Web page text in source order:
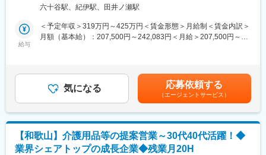
■当社の強み：
ナンス技術力です。当社では、外部に委託することなく全ての整
備・メンテナンスを社内で行っています。参入障壁が高いビジネ
入社後は研修期間として3カ月間、商品知識や業務の流れを学んで
いただき、先輩社員に同行し業務の進め方を習得した後、一人立
ちとなります。
※多くの方が業界未経験で入社し活躍しています。
■働き方：
・基本土日祝休みかつ、休日の呼び出しはないため、オンオフの
★人の役に立っている実感を得たい方
■職務内容
中できるように、効率的に動けるようにサポートすることがミッ
ションです。
お客様への貢献はもちろん、社内での迅速な対応を支えていると
＊電話対応（取引先のケアマネジャーや個人のお客様からの問い
合わせ対応→営業への連携）
＊外勤職の訪問スケジュール調整
六十谷駅、紀伊駅、田井ノ瀬駅
給与
＜予定年収＞319万円～425万円＜賃金形態＞月給制＜賃金内訳＞
月額（基本給）：207,500円～242,083円＜月給＞207,500円～
ります。■賞与：年2回（6月、12月）賃金はあくまでも目安の金
額であり、選考を通じて上下する可能性があります。月給(月額)は
固定手当を含めた表記です。
気になる 応募依頼する
（エージェントサービス）
【和歌山】介護用品等の提案営業～30代40代活躍！◆
業界シェアトップの成長企業◆残業月20H